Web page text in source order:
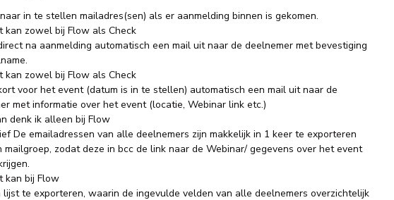
in te stellen mailadres(sen) als er aanmelding binnen is gekomen.
kan zowel bij Flow als Check
na aanmelding automatisch een mail uit naar de deelnemer met bevestiging
kan zowel bij Flow als Check
voor het event (datum is in te stellen) automatisch een mail uit naar de
met informatie over het event (locatie, Webinar link etc.)
denk ik alleen bij Flow
De emailadressen van alle deelnemers zijn makkelijk in 1 keer te exporteren
mailgroep, zodat deze in bcc de link naar de Webinar/ gegevens over het event
kan bij Flow
lijst te exporteren, waarin de ingevulde velden van alle deelnemers overzichtelijk